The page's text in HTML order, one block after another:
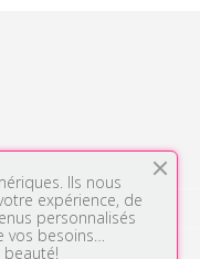

Ils nous
expérience, de
personnalisés
vos besoins…